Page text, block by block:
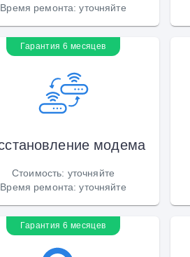
Время ремонта:уточняйте
Гарантия 6 месяцев
модема
Стоимость: уточняйте
Время ремонта:уточняйте
Гарантия 6 месяцев